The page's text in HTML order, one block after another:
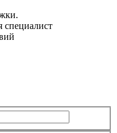
специалист